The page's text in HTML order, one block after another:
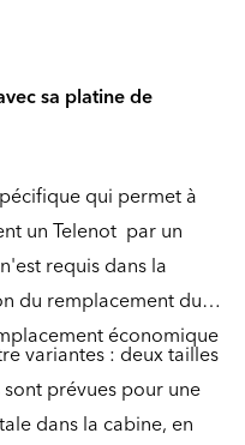
sa platine de
qui permet à
un Telenot par un
requis dans la
du remplacement du
économique
variantes : deux tailles
prévues pour une
dans la cabine, en